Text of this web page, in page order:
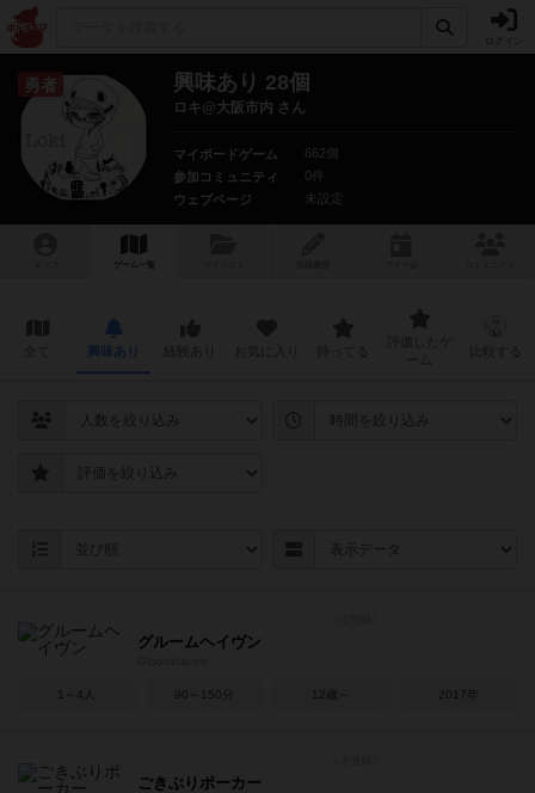
勇者 興味あり 28個
ロキ@大阪市内 さん
マイボードゲーム
662個
参加コミュニティ
0件
ウェブページ
未設定
ゲーム一覧
興味あり
グルームヘイヴン
1～4人 90～150分 12歳～ 2017年
ごきぶりポーカー